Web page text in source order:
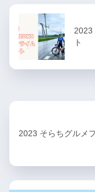
2023
ト
2023 そらちグルメ